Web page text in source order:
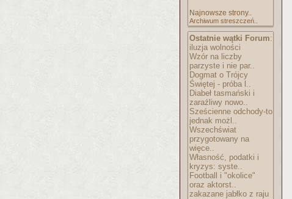
Najnowsze strony..
Archiwum streszczeń..
Ostatnie wątki Forum:
iluzja wolności
Wzór na liczby
parzyste i nie par..
Dogmat o Trójcy
Świętej - próba l..
Diabeł tasmański i
zaraźliwy nowo..
Sześcienne odchody-to
jednak możl..
Wszechświat
przygotowany na
więce..
Własność, podatki i
kryzys: syste..
Football i "okolice"
oraz aktorst..
zakazane jabłko z raju